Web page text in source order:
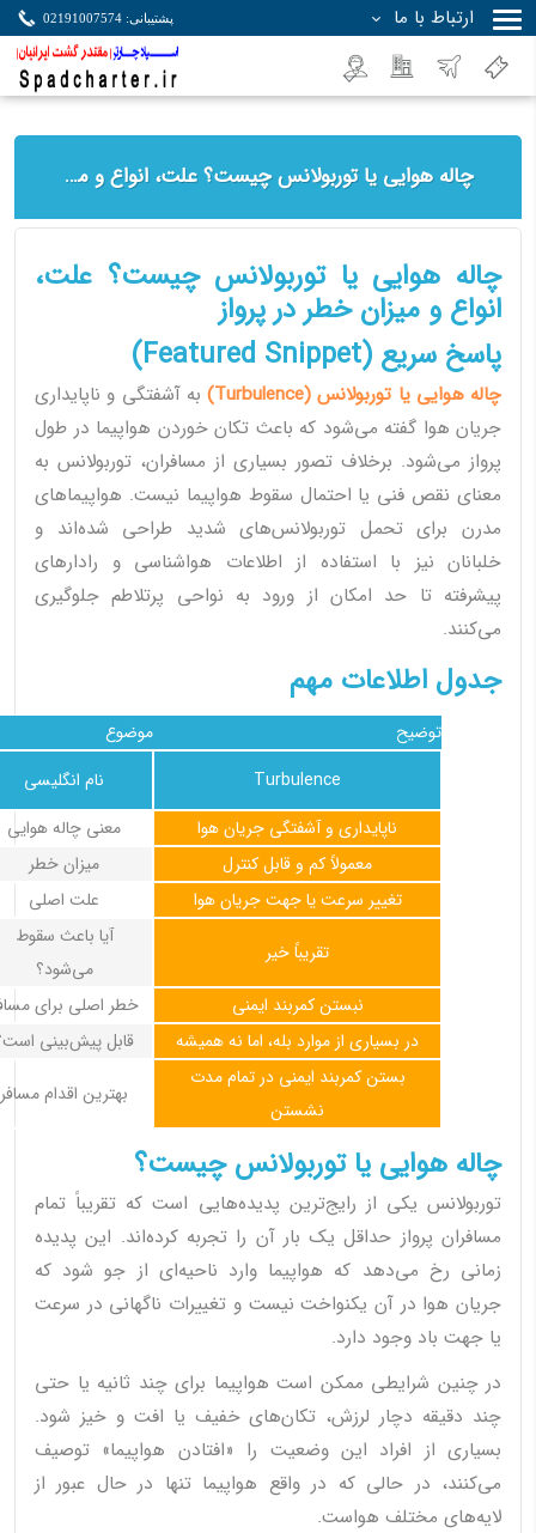
ارتباط با ما پشتیبانی: 02191007574
چاله هوایی یا توربولانس چیست؟ علت، انواع و میزان خطر در پرواز
چاله هوایی یا توربولانس چیست؟ علت،
انواع و میزان خطر در پرواز
پاسخ سریع (Featured Snippet)
چاله هوایی یا توربولانس (Turbulence)
به آشفتگی و ناپایداری
جریان هوا گفته می‌شود که باعث تکان خوردن هواپیما در طول
پرواز می‌شود. برخلاف تصور بسیاری از مسافران، توربولانس به
معنای نقص فنی یا احتمال سقوط هواپیما نیست. هواپیماهای
مدرن برای تحمل توربولانس‌های شدید طراحی شده‌اند و
خلبانان نیز با استفاده از اطلاعات هواشناسی و رادارهای
پیشرفته تا حد امکان از ورود به نواحی پرتلاطم جلوگیری
می‌کنند.
جدول اطلاعات مهم
موضوع
توضیح
نام انگلیسی
Turbulence
معنی چاله هوایی
ناپایداری و آشفتگی جریان هوا
میزان خطر
معمولاً کم و قابل کنترل
علت اصلی
تغییر سرعت یا جهت جریان هوا
آیا باعث سقوط
می‌شود؟
تقریباً خیر
خطر اصلی برای
نبستن کمربند ایمنی
قابل پیش‌بینی
در بسیاری از موارد بله، اما نه همیشه
بهترین اقدام مسافر
بستن کمربند ایمنی در تمام مدت
نشستن
چاله هوایی یا توربولانس چیست؟
توربولانس یکی از رایج‌ترین پدیده‌هایی است که تقریباً تمام
مسافران پرواز حداقل یک بار آن را تجربه کرده‌اند. این پدیده
زمانی رخ می‌دهد که هواپیما وارد ناحیه‌ای از جو شود که
جریان هوا در آن یکنواخت نیست و تغییرات ناگهانی در سرعت
یا جهت باد وجود دارد.
در چنین شرایطی ممکن است هواپیما برای چند ثانیه یا حتی
چند دقیقه دچار لرزش، تکان‌های خفیف یا افت و خیز شود.
بسیاری از افراد این وضعیت را «افتادن هواپیما» توصیف
می‌کنند، در حالی که در واقع هواپیما تنها در حال عبور از
لایه‌های مختلف هواست.